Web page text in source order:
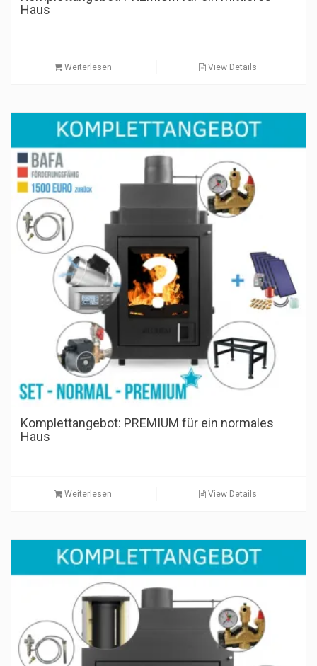
Haus
Weiterlesen View Details
Komplettangebot: PREMIUM für ein normales
Haus
Weiterlesen View Details